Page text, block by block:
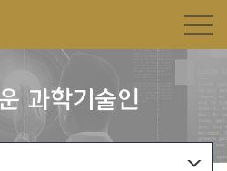
과학기술인